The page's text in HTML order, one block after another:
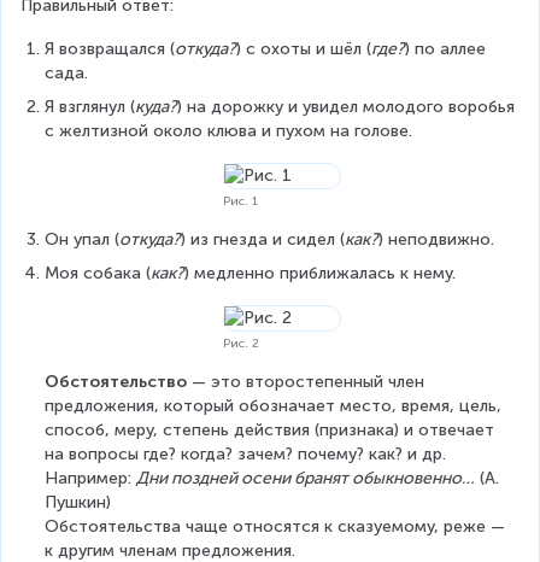
Правильный ответ:
Я возвращался (откуда?) с охоты и шёл (где?) по аллее
сада.
Я взглянул (куда?) на дорожку и увидел молодого воробья
с желтизной около клюва и пухом на голове.
Рис. 1
Он упал (откуда?) из гнезда и сидел (как?) неподвижно.
Моя собака (как?) медленно приближалась к нему.
Рис. 2
Обстоятельство — это второстепенный член
предложения, который обозначает место, время, цель,
способ, меру, степень действия (признака) и отвечает
на вопросы где? когда? зачем? почему? как? и др.
Например: Дни поздней осени бранят обыкновенно… (А.
Пушкин)
Обстоятельства чаще относятся к сказуемому, реже —
к другим членам предложения.